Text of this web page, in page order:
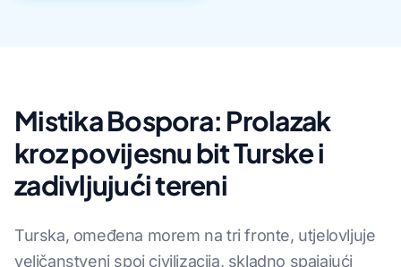
Mistika Bospora: Prolazak
kroz povijesnu bit Turske i
zadivljujući tereni
Turska, omeđena morem na tri fronte, utjelovljuje
veličanstveni spoj civilizacija, skladno spajajući